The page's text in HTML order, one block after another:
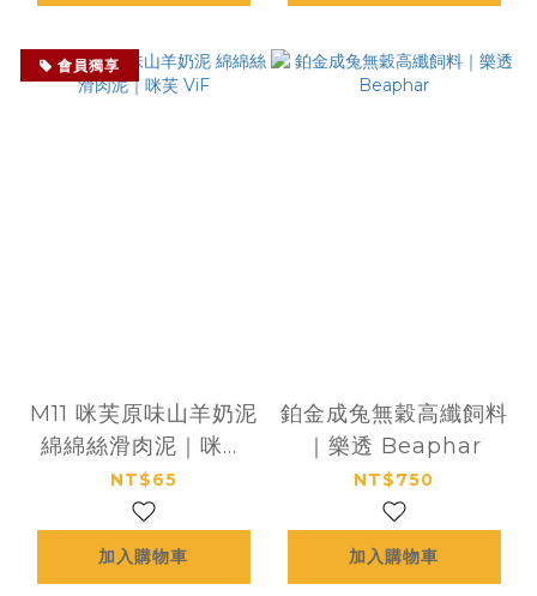
會員獨享
M11 咪芙原味山羊奶泥
綿綿絲滑肉泥｜咪芙
ViF
NT$65
加入購物車
鉑金成兔無穀高纖飼料
｜樂透 Beaphar
NT$750
加入購物車